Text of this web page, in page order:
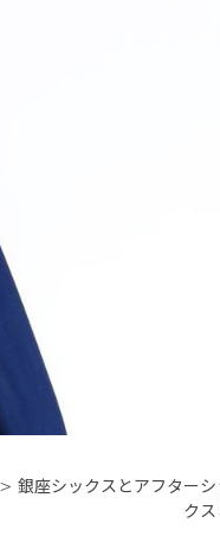
> 銀座シックスとアフターシ
クス